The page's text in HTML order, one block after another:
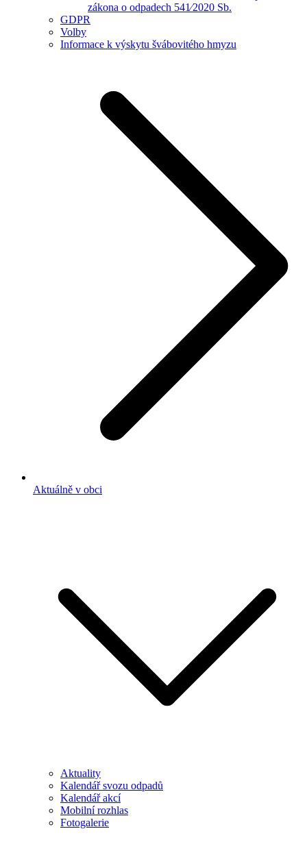
zákona o odpadech 541⁄2020 Sb.
GDPR
Volby
Informace k výskytu švábovitého hmyzu
Aktuálně v obci
Aktuality
Kalendář svozu odpadů
Kalendář akcí
Mobilní rozhlas
Fotogalerie